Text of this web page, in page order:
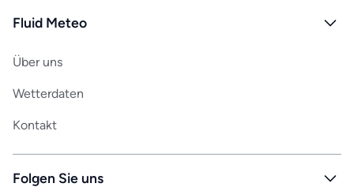
Fluid Meteo
Über uns
Wetterdaten
Kontakt
Folgen Sie uns